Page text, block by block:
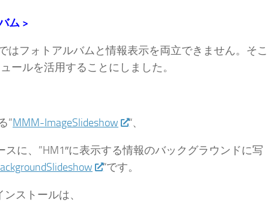
ム >
はフォトアルバムと情報表示を両立できません。そこ
ールを活用することにしました。
”MMM-ImageSlideshow “、
スに、”HM1″に表示する情報のバックグラウンドに写
“です。
ンストールは、